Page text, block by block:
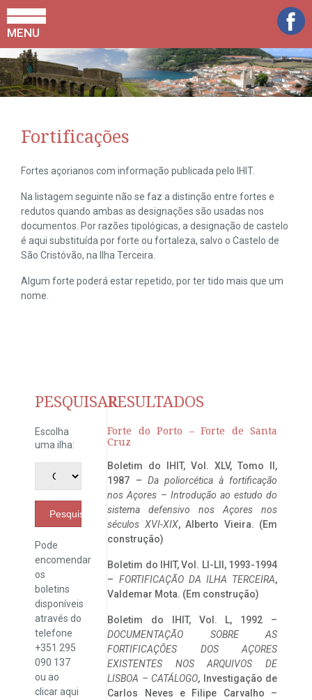
MENU
Fortificações
Fortes açorianos com informação publicada pelo IHIT.
Na listagem seguinte não se faz a distinção entre fortes e
redutos quando ambas as designações são usadas nos
documentos. Por razões tipológicas, a designação de castelo
é aqui substituída por forte ou fortaleza, salvo o Castelo de
São Cristóvão, na Ilha Terceira.
Algum forte poderá estar repetido, por ter tido mais que um
nome.
PESQUISAR
Escolha
uma ilha:
Pesquisar
Pode
encomendar
os
boletins
disponíveis
através do
telefone
+351 295
090 137
ou ao
clicaraqui
RESULTADOS
Forte do Porto – Forte de Santa
Cruz
Boletim do IHIT, Vol. XLV, Tomo II,
1987 – Da poliorcética à fortificação
nos Açores – Introdução ao estudo do
sistema defensivo nos Açores nos
séculos XVI-XIX, Alberto Vieira. (Em
construção)
Boletim do IHIT, Vol. LI-LII, 1993-1994
– FORTIFICAÇÃO DA ILHA TERCEIRA,
Valdemar Mota. (Em construção)
Boletim do IHIT, Vol. L, 1992 –
DOCUMENTAÇÃO SOBRE AS
FORTIFICAÇÕES DOS AÇORES
EXISTENTES NOS ARQUIVOS DE
LISBOA – CATÁLOGO, Investigação de
Carlos Neves e Filipe Carvalho –